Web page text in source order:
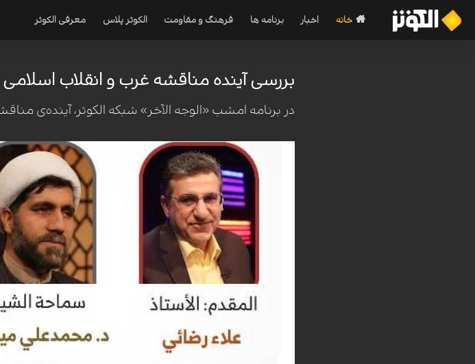
خانه اخبار برنامه ها فرهنگ و مقاومت الکوثر پلاس معرفی الکوثر
بررسی آینده مناقشه غرب و انقلاب
در برنامه امشب «الوجه الآخر» شبکه الکوثر، آینده‌ی